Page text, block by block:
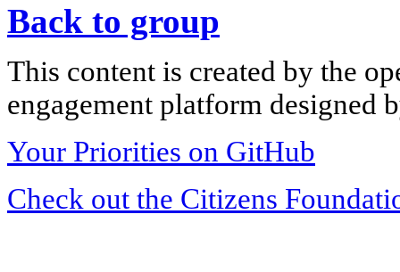
Back to group
This content is created by the
engagement platform designed
Your Priorities on GitHub
Check out the Citizens